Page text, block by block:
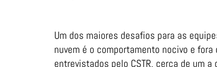
Um dos maiores desafios para as
nuvem é o comportamento nocivo e
entrevistados pelo CSTR, cerca de um